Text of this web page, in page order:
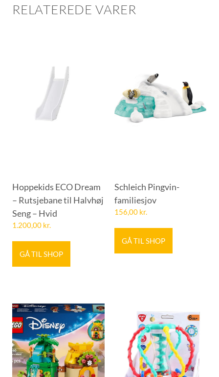
RELATEREDE VARER
Hoppekids ECO Dream
– Rutsjebane til Halvhøj
Seng – Hvid
1.200,00 kr.
GÅ TIL SHOP
Schleich Pingvin-
familiesjov
156,00 kr.
GÅ TIL SHOP